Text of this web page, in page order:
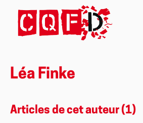
Léa Finke
Articles de cet auteur (1)